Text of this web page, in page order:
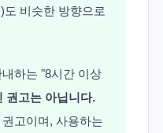
비슷한 방향으로
하는 "8시간 이상
권고는 아닙니다.
고이며, 사용하는